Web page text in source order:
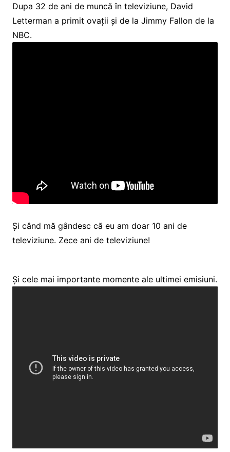
Dupa 32 de ani de muncă în televiziune, David
Letterman a primit ovații și de la Jimmy Fallon de la
NBC.
Și când mă gândesc că eu am doar 10 ani de
televiziune. Zece ani de televiziune!
Și cele mai importante momente ale ultimei emisiuni.